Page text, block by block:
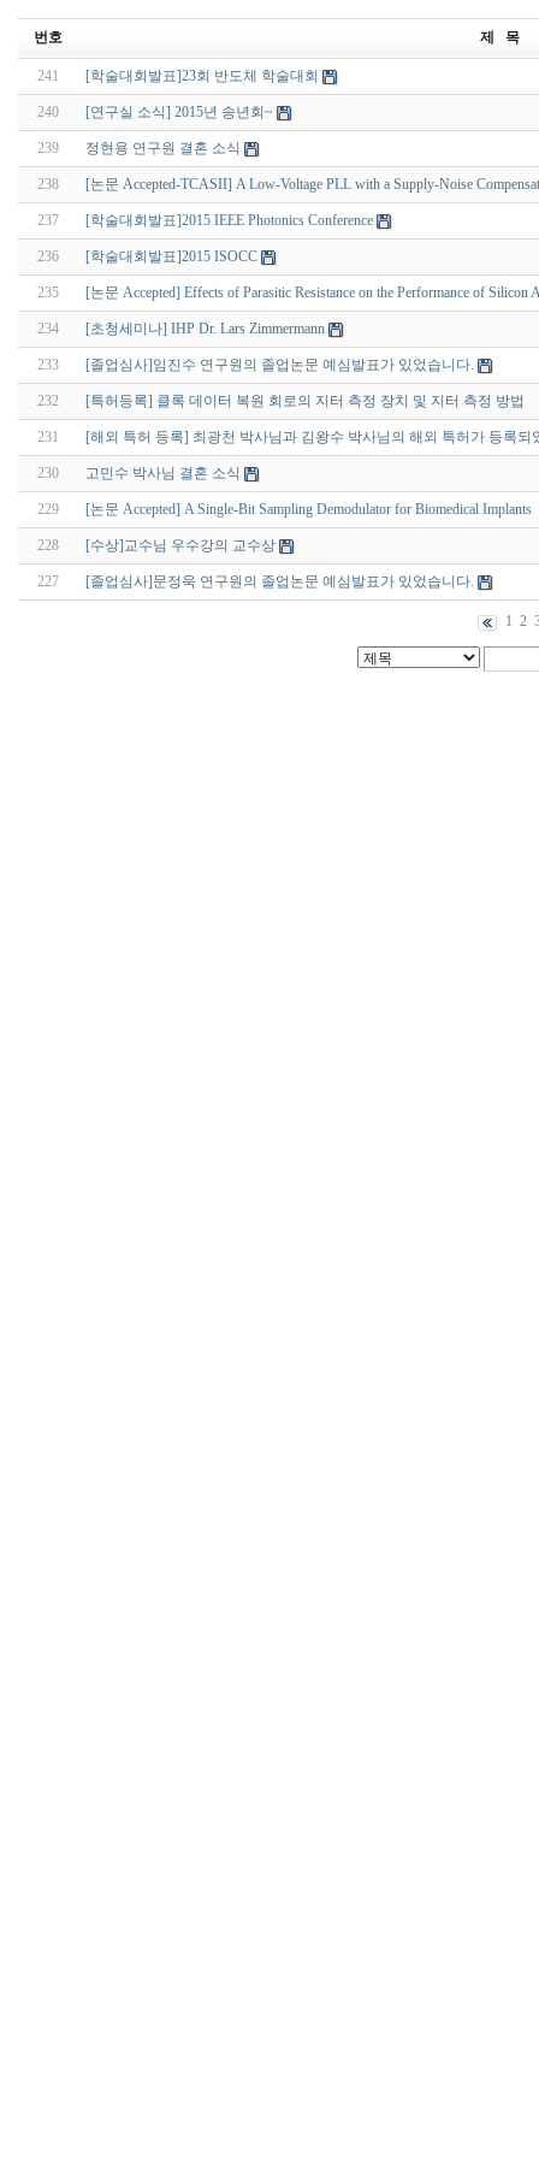
번호 제 목
241 [학술대회발표]23회 반도체 학술대회
240 [연구실 소식] 2015년 송년회~
239 정현용 연구원 결혼 소식
238 [논문 Accepted-TCASII] A Low-Voltage PLL with a Supply-Noise
237 [학술대회발표]2015 IEEE Photonics Conference
236 [학술대회발표]2015 ISOCC
235 [논문 Accepted] Effects of Parasitic Resistance on the Performance of Silicon
234 [초청세미나] IHP Dr. Lars Zimmermann
233 [졸업심사]임진수 연구원의 졸업논문 예심발표가 있었습니다.
232 [특허등록] 클록 데이터 복원 회로의 지터 측정 장치 및 지터 측정 방법
231 [해외 특허 등록] 최광천 박사님과 김왕수 박사님의 해외 특허가 등록되
230 고민수 박사님 결혼 소식
229 [논문 Accepted] A Single-Bit Sampling Demodulator for Biomedical Implants
228 [수상]교수님 우수강의 교수상
227 [졸업심사]문정욱 연구원의 졸업논문 예심발표가 있었습니다.
1 2